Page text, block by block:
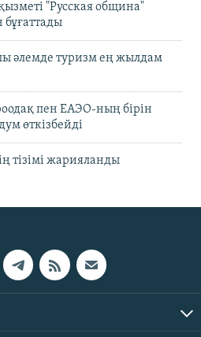
"Русская община"
әлемде туризм ең жылдам
пен ЕАЭО-ның бірін
өткізбейді
тізімі жарияланды